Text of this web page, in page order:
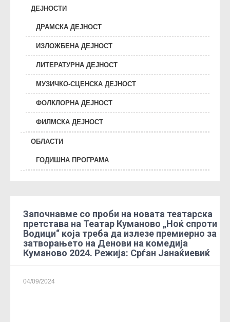
ДЕЈНОСТИ
ДРАМСКА ДЕЈНОСТ
ИЗЛОЖБЕНА ДЕЈНОСТ
ЛИТЕРАТУРНА ДЕЈНОСТ
МУЗИЧКО-СЦЕНСКА ДЕЈНОСТ
ФОЛКЛОРНА ДЕЈНОСТ
ФИЛМСКА ДЕЈНОСТ
ОБЛАСТИ
ГОДИШНА ПРОГРАМА
Започнавме со проби на новата театарска
претстава на Театар Куманово „Ноќ спроти
Водици“ која треба да излезе премиерно за
затворањето на Денови на комедија
Куманово 2024. Режија: Срѓан Јанаќиевиќ
04/09/2024